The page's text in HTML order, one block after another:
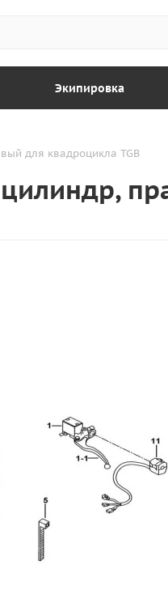
Экипировка
для квадроцикла TGB